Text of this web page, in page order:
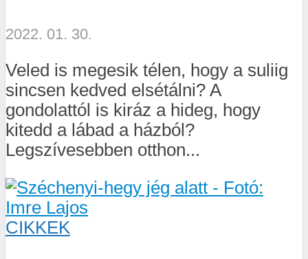
2022. 01. 30.
Veled is megesik télen, hogy a suliig
sincsen kedved elsétálni? A
gondolattól is kiráz a hideg, hogy
kitedd a lábad a házból?
Legszívesebben otthon...
CIKKEK